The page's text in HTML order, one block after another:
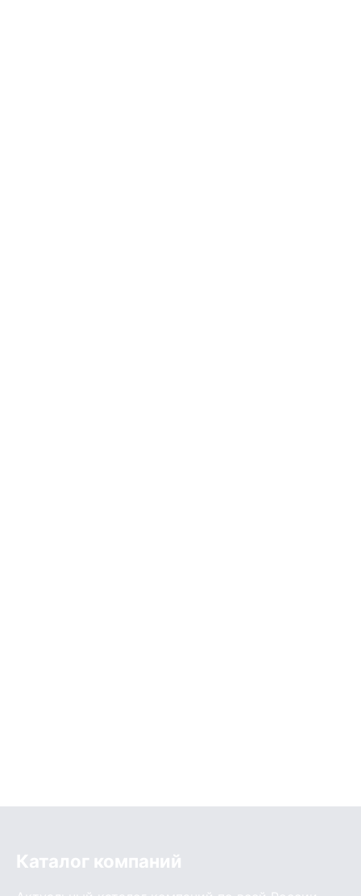
Каталог компаний